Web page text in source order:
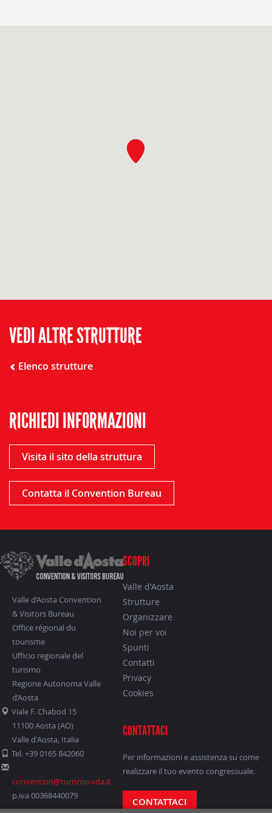
VEDI ALTRE STRUTTURE
Elenco strutture
RICHIEDI INFORMAZIONI
Visita il sito della struttura
Contatta il Convention Bureau
Valle d’Aosta Convention
& Visitors Bureau
Office régional du
tourisme
Ufficio regionale del
turismo
Regione Autonoma Valle
d’Aosta
Viale F. Chabod 15
11100 Aosta (AO)
Valle d'Aosta, Italia
Tel. +39 0165 842060
convention@turismo.vda.it
p.iva 00368440079
SCOPRI
Valle d'Aosta
Strutture
Organizzare
Noi per voi
Spunti
Contatti
Privacy
Cookies
CONTATTACI
Per informazioni e assistenza su come
realizzare il tuo evento congressuale.
CONTATTACI